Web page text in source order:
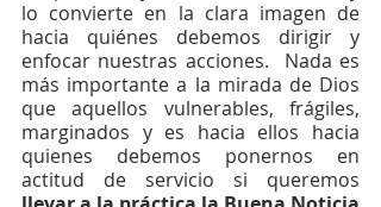
lo convierte en la clara imagen de
hacia quiénes debemos dirigir y
enfocar nuestras acciones.  Nada es
más importante a la mirada de Dios
que aquellos vulnerables, frágiles,
marginados y es hacia ellos hacia
quienes debemos ponernos en